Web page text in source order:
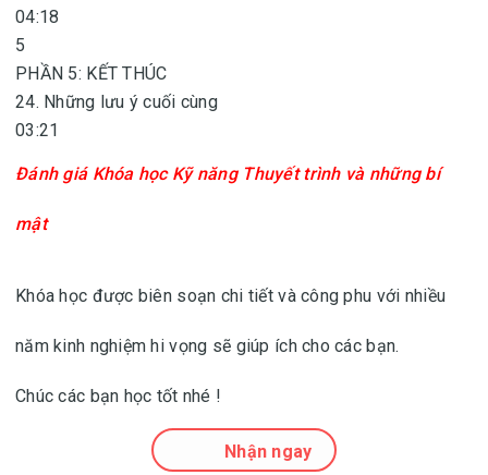
04:18
5
PHẦN 5: KẾT THÚC
24. Những lưu ý cuối cùng
03:21
Đánh giá Khóa học Kỹ năng Thuyết trình và những bí
mật
Khóa học được biên soạn chi tiết và công phu với nhiều
năm kinh nghiệm hi vọng sẽ giúp ích cho các bạn.
Chúc các bạn học tốt nhé !
Nhận ngay